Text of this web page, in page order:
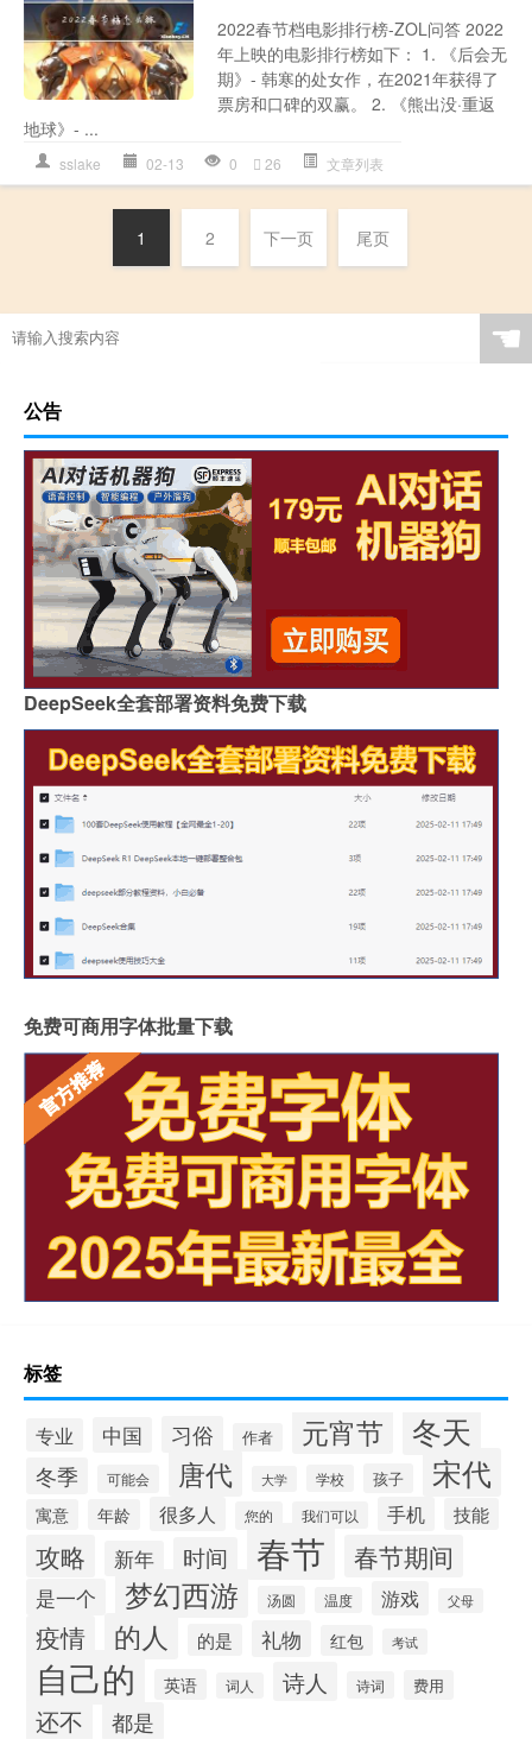
2022春节档电影排行榜-ZOL问答 2022
年上映的电影排行榜如下： 1. 《后会无
期》- 韩寒的处女作，在2021年获得了
票房和口碑的双赢。 2. 《熊出没·重返
地球》- ...
sslake 02-13 0 26 文章列表
1 2 下一页 尾页
☚
公告
DeepSeek全套部署资料免费下载
免费可商用字体批量下载
标签
专业 中国 习俗 作者 元宵节 冬天
冬季 可能会 唐代 大学 学校 孩子 宋代
寓意 年龄 很多人 您的 我们可以 手机 技能
攻略 新年 时间 春节 春节期间
是一个 梦幻西游 汤圆 温度 游戏 父母
疫情 的人 的是 礼物 红包 考试
自己的 英语 词人 诗人 诗词 费用
还不 都是